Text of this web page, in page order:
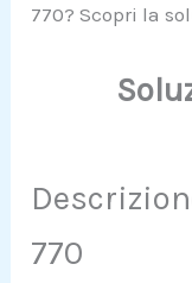
770? Scopri la
770